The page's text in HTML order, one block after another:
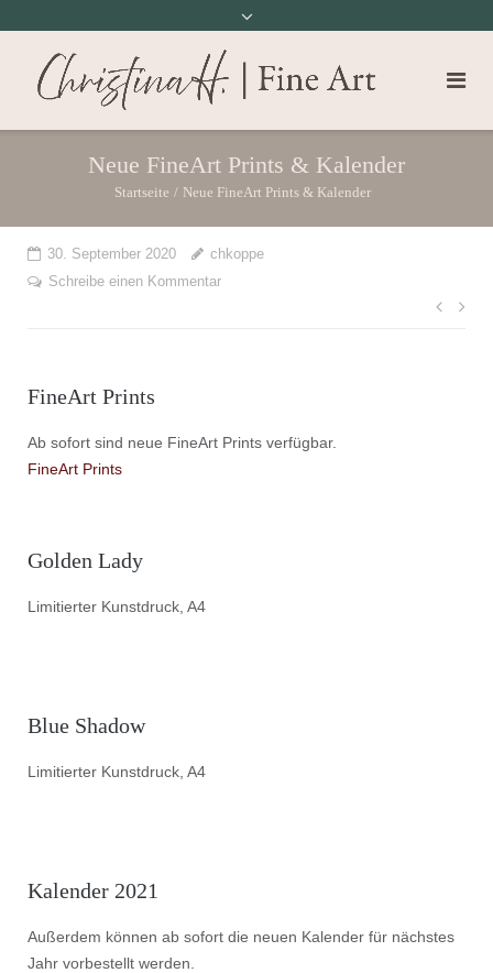
Neue FineArt Prints & Kalender
Startseite / Neue FineArt Prints & Kalender
30. September 2020
chkoppe
Schreibe einen Kommentar
FineArt Prints
Ab sofort sind neue FineArt Prints verfügbar.
FineArt Prints
Golden Lady
Limitierter Kunstdruck, A4
Blue Shadow
Limitierter Kunstdruck, A4
Kalender 2021
Außerdem können ab sofort die neuen Kalender für nächstes
Jahr vorbestellt werden.